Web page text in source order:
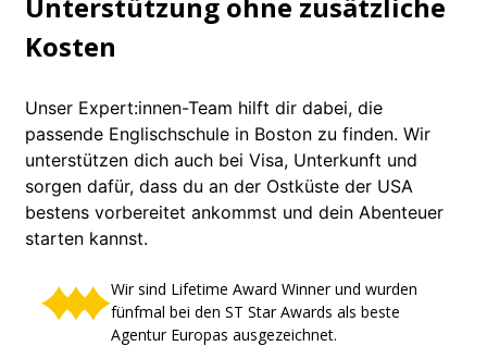
Kosten
Unser Expert:innen-Team hilft dir dabei, die
passende Englischschule in Boston zu finden. Wir
unterstützen dich auch bei Visa, Unterkunft und
sorgen dafür, dass du an der Ostküste der USA
bestens vorbereitet ankommst und dein Abenteuer
starten kannst.
Wir sind Lifetime Award Winner und wurden
fünfmal bei den ST Star Awards als beste
Agentur Europas ausgezeichnet.